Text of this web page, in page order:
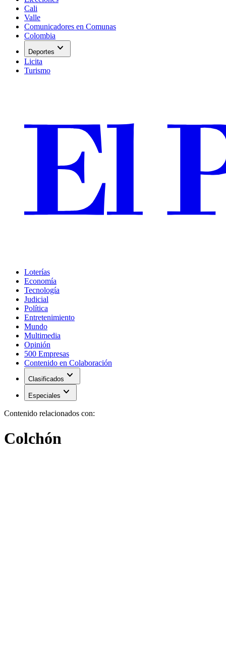
Cali
Valle
Comunicadores en Comunas
Colombia
Deportes expand_more
Licita
Turismo
Loterías
Economía
Tecnología
Judicial
Política
Entretenimiento
Mundo
Multimedia
Opinión
500 Empresas
Contenido en Colaboración
Clasificados expand_more
Especiales expand_more
Contenido relacionados con:
Colchón